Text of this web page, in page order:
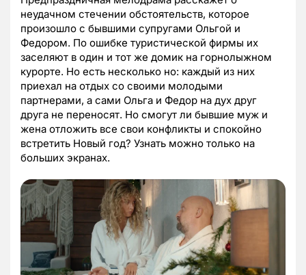
неудачном стечении обстоятельств, которое
произошло с бывшими супругами Ольгой и
Федором. По ошибке туристической фирмы их
заселяют в один и тот же домик на горнолыжном
курорте. Но есть несколько но: каждый из них
приехал на отдых со своими молодыми
партнерами, а сами Ольга и Федор на дух друг
друга не переносят. Но смогут ли бывшие муж и
жена отложить все свои конфликты и спокойно
встретить Новый год? Узнать можно только на
больших экранах.